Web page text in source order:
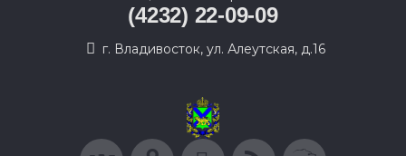
(4232) 22-09-09
г. Владивосток, ул. Алеутская, д.16